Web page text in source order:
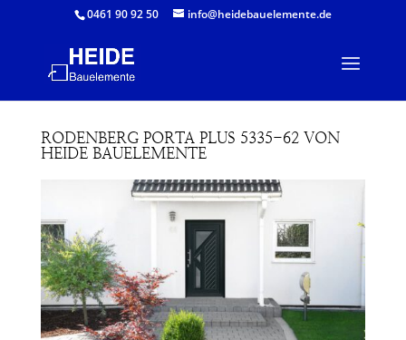
0461 90 92 50 info@heidebauelemente.de
RODENBERG PORTA PLUS 5335-62 VON
HEIDE BAUELEMENTE